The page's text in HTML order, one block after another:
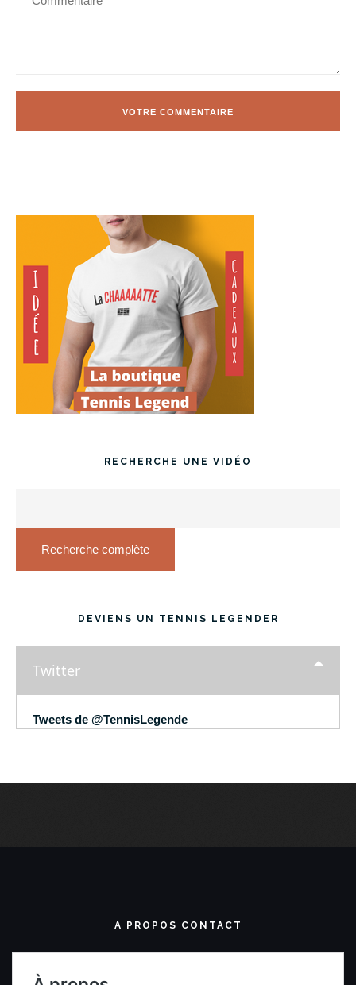
RECHERCHE UNE VIDÉO
Recherche complète
DEVIENS UN TENNIS LEGENDER
Twitter
Tweets de @TennisLegende
A PROPOS CONTACT